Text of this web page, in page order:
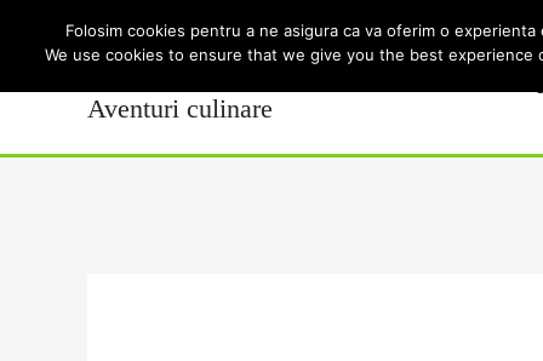
to
Aventuri culinare
Folosim cookies pentru a ne asigura ca va oferim o
We use cookies to ensure that we give you the best